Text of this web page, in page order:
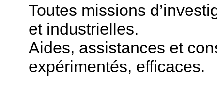
Toutes missions
et industrielles.
Aides, assistances et
expérimentés, efficaces.